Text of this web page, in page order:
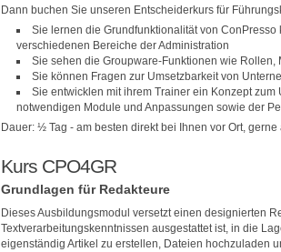
Dann buchen Sie unseren Entscheiderkurs für
Sie lernen die Grundfunktionalität von
verschiedenen Bereiche der Administration
Sie sehen die Groupware-Funktionen wie Rollen,
Sie können Fragen zur Umsetzbarkeit von
Sie entwicklen mit ihrem Trainer ein Konzept zum
notwendigen Module und Anpassungen sowie der
Dauer: ½ Tag - am besten direkt bei Ihnen vor Ort,
Kurs CPO4GR
Grundlagen für Redakteure
Dieses Ausbildungsmodul versetzt einen designierten
Textverarbeitungskenntnissen ausgestattet ist, in die
eigenständig Artikel zu erstellen, Dateien hochzuladen